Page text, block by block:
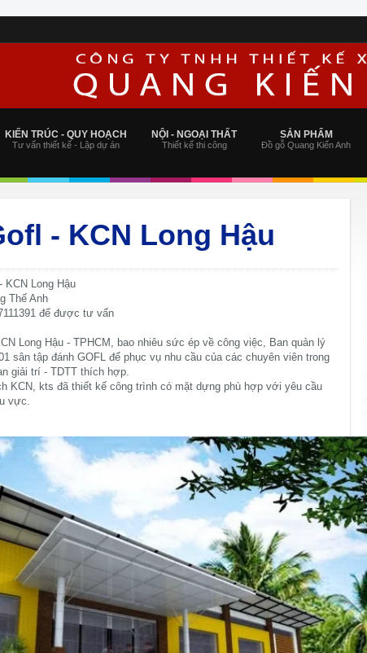
KIẾN TRÚC - QUY HOẠCH
Tư vấn thiết kế - Lập dự án
NỘI - NGOẠI THẤT
Thiết kế thi công
SẢN PHẨM
Đồ gỗ Quang Kiến Anh
- KCN Long Hậu
KCN Long Hậu
Thế Anh
để được tư vấn
Long Hậu - TPHCM, bao nhiêu sức ép về công việc, Ban quản lý
sân tập đánh GOFL để phục vụ nhu cầu của các chuyên viên trong
giải trí - TDTT thích hợp.
KCN, kts đã thiết kế công trình có mặt dựng phù hợp với yêu cầu
vực.